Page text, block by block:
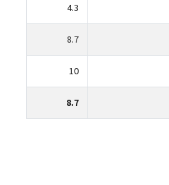
4.3
8.7
10
8.7